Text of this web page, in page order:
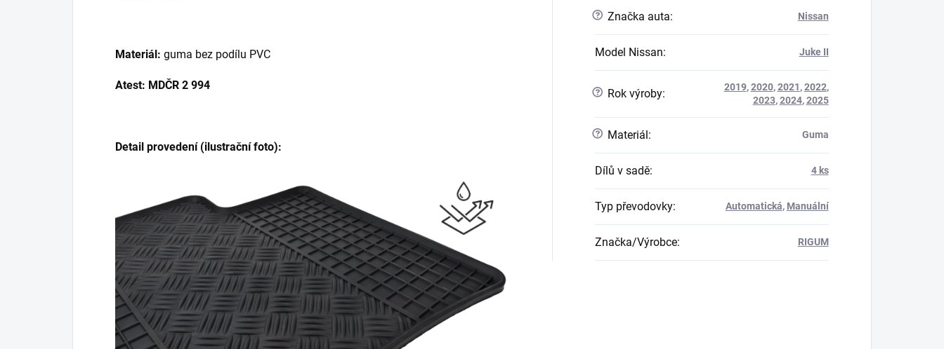
Materiál: guma bez podílu PVC
Atest: MDČR 2 994
Detail provedení (ilustrační foto):
? Značka auta: Nissan
Model Nissan: Juke II
? Rok výroby: 2019,2020,2021,2022,
2023,2024,2025
? Materiál: Guma
Dílů v sadě: 4 ks
Typ převodovky: Automatická, Manuální
Značka/Výrobce: RIGUM